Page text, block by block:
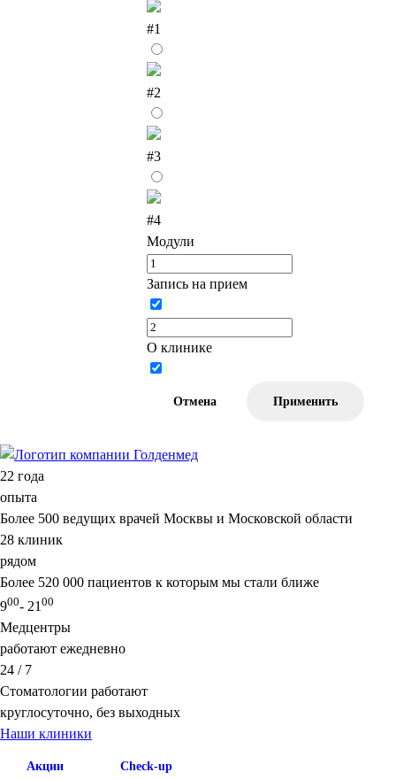
#1
#2
#3
#4
Модули
Запись на прием
О клинике
Отмена Применить
22 года
опыта
Более 500 ведущих врачей Москвы и Московской области
28 клиник
рядом
Более 520 000 пациентов к которым мы стали ближе
900- 21 00
Медцентры
работают ежедневно
24 / 7
Стоматологии работают
круглосуточно, без выходных
Наши клиники
Акции Check-up